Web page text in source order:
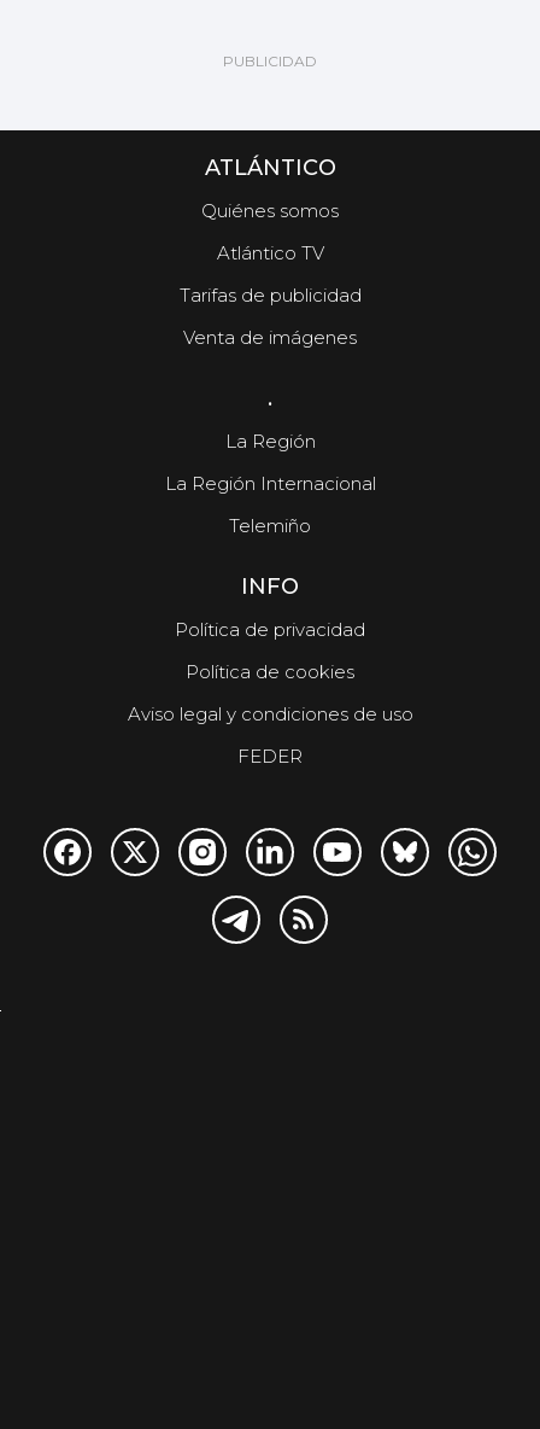
ATLÁNTICO
Quiénes somos
Atlántico TV
Tarifas de publicidad
Venta de imágenes
.
La Región
La Región Internacional
Telemiño
INFO
Política de privacidad
Política de cookies
Aviso legal y condiciones de uso
FEDER